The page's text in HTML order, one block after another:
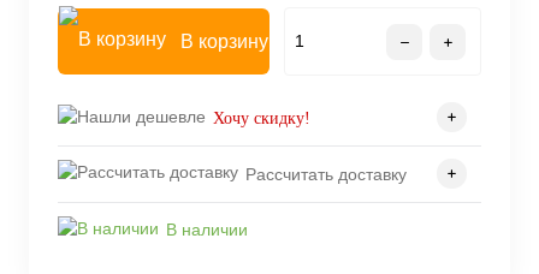
В корзину
Хочу скидку!
Рассчитать доставку
В наличии